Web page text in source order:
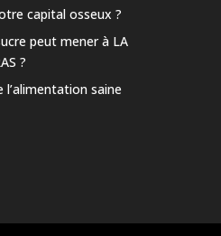
capital osseux ?
peut mener à LA
?
l’alimentation saine